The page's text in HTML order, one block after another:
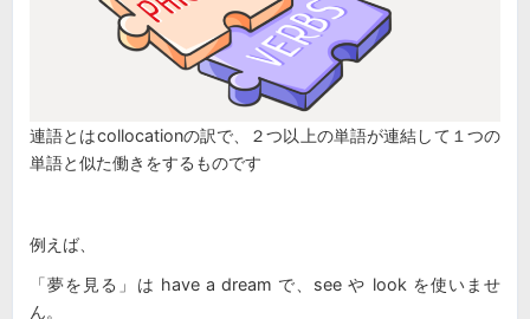
連語とはcollocationの訳で、２つ以上の単語が連結して１つの
単語と似た働きをするものです
例えば、
「夢を見る」は have a dream で、see や look を使いませ
ん。